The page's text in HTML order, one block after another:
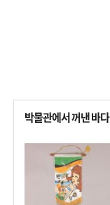
박물관에서 꺼낸 바다